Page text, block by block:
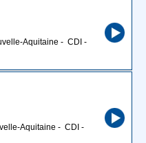
Aquitaine - CDI -
Aquitaine - CDI -